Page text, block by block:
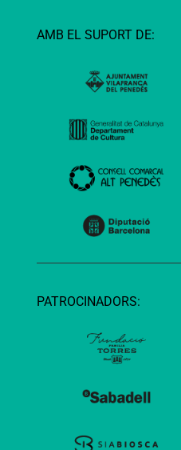
AMB EL SUPORT DE:
PATROCINADORS: